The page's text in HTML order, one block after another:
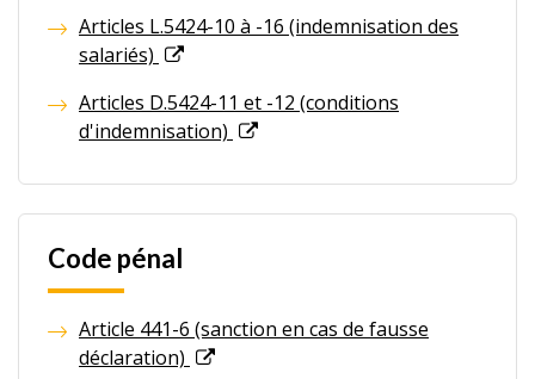
Articles L.5424-10 à -16 (indemnisation des
salariés)
Articles D.5424-11 et -12 (conditions
d'indemnisation)
Code pénal
Article 441-6 (sanction en cas de fausse
déclaration)